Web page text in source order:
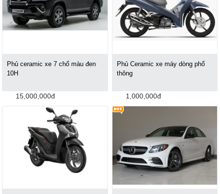
Phủ ceramic xe 7 chổ màu đen
10H
15,000,000đ
Phủ Ceramic xe máy dòng phổ
thông
1,000,000đ